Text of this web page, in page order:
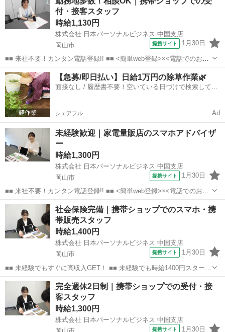
電話で希望を伝えるだけでOK★ 営業、ラウンダー、事務のお仕事も
あります♪ ご希...付・接客スタッフ
時給1,130円
株式会社 日本パーソナルビジネス 中国支店
岡山市
提携サイト 1月30日
■■ 来社不要！カンタン電話登録!! ■■ <簡単web登録>×<電話でのお仕
事紹介> で、来社なくお仕事探しが可能です♪ 基本情報を入力したら
電話で希望を伝えるだけでOK★ 営業、ラウンダー、事務のお仕事も
あります♪ ご希...
岡山 岡山市 店長
【急募/即日払い】日給1万円の除草作業🌿
面接なし / 履歴書不要！空いている日づけで検索して即
シェアフル Ad
未経験歓迎｜家電量販店のスマホアドバイザ
ー
時給1,300円
株式会社 日本パーソナルビジネス 中国支店
岡山市
提携サイト 1月30日
■■ 来社不要！カンタン電話登録!! ■■ <簡単web登録>×<電話でのお仕
事紹介> で、来社なくお仕事探しが可能です♪ 基本情報を入力したら
電話で希望を伝えるだけでOK★ 営業、ラウンダー、事務のお仕事も
あります♪ ご希...
岡山 岡山市 店長
社会保険完備｜携帯ショップでのスマホ・携
帯販売スタッフ
時給1,400円
株式会社 日本パーソナルビジネス 中国支店
岡山市
提携サイト 1月30日
■■ 未経験でもすぐに高収入GET！ ■■ 未経験でも時給1400円スタート
なので、すぐに高収入!! 社員登用制度もあるので、ゆくゆくは社員に
なんてキャリアアップも目指せます!! ■■ 来社不要！カンタン電話登
録!! ■■...
岡山 岡山市 店長
完全週休2日制｜携帯ショップでの受付・接
客スタッフ
時給1,300円
株式会社 日本パーソナルビジネス 中国支店
提携サイト 1月30日